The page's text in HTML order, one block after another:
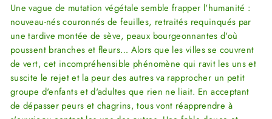
Une vague de mutation végétale semble frapper l'humanité :
nouveau-nés couronnés de feuilles, retraités requinqués par
une tardive montée de sève, peaux bourgeonnantes d'où
poussent branches et fleurs… Alors que les villes se couvrent
de vert, cet incompréhensible phénomène qui ravit les uns et
suscite le rejet et la peur des autres va rapprocher un petit
groupe d'enfants et d'adultes que rien ne liait. En acceptant
de dépasser peurs et chagrins, tous vont réapprendre à